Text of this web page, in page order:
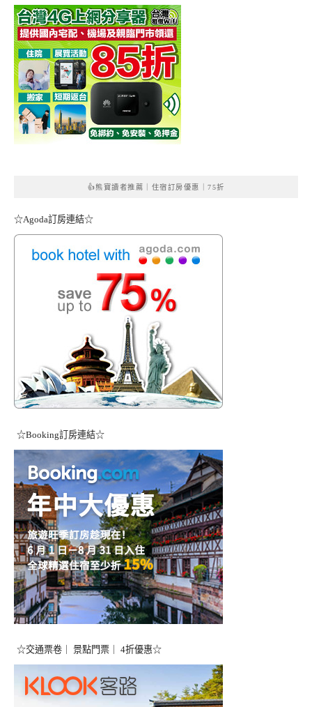
👍熊寶讀者推薦｜住宿訂房優惠｜75折
☆Agoda訂房連結☆
☆Booking訂房連結☆
☆交通票卷｜ 景點門票｜ 4折優惠☆